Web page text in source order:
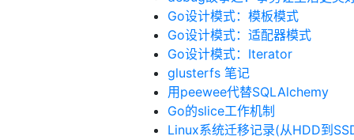
Go设计模式：模板模式
Go设计模式：适配器模式
Go设计模式：Iterator
glusterfs 笔记
用peewee代替SQLAlchemy
Go的slice工作机制
Linux系统迁移记录(从HDD到